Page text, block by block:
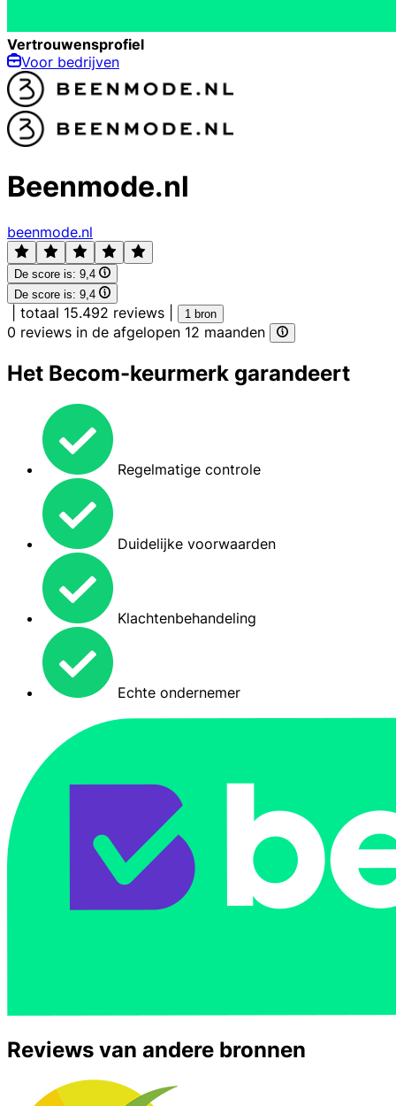
Vertrouwensprofiel
Voor bedrijven
Beenmode.nl
beenmode.nl
De score is: 9,4
De score is: 9,4
totaal 15.492 reviews 1 bron
0 reviews in de afgelopen 12 maanden
Het Becom-keurmerk garandeert
Regelmatige controle
Duidelijke voorwaarden
Klachtenbehandeling
Echte ondernemer
Reviews van andere bronnen